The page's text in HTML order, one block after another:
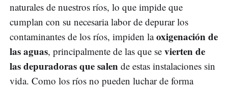
naturales de nuestros ríos, lo que impide que
cumplan con su necesaria labor de depurar los
contaminantes de los ríos, impiden laoxigenación de
las aguas, principalmente de las que se vierten de
las depuradoras que salen de estas instalaciones sin
vida. Como los ríos no pueden luchar de forma